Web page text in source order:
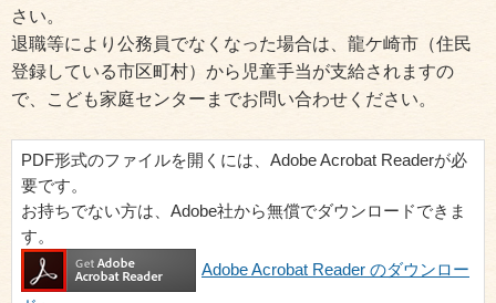
さい。
退職等により公務員でなくなった場合は、龍ケ崎市（住民
登録している市区町村）から児童手当が支給されますの
で、こども家庭センターまでお問い合わせください。
PDF形式のファイルを開くには、Adobe Acrobat Readerが必
要です。
お持ちでない方は、Adobe社から無償でダウンロードできま
す。
Adobe Acrobat Reader のダウンロー